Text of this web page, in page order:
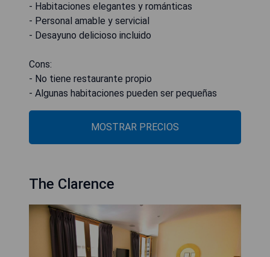
- Habitaciones elegantes y románticas
- Personal amable y servicial
- Desayuno delicioso incluido
Cons:
- No tiene restaurante propio
- Algunas habitaciones pueden ser pequeñas
MOSTRAR PRECIOS
The Clarence